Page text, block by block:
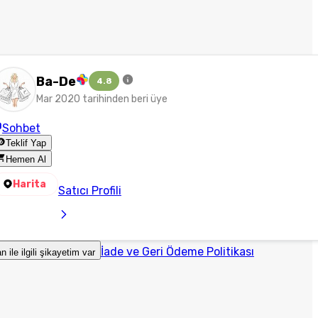
Ba-De 4.8
Mar 2020 tarihinden beri üye
Sohbet
Teklif Yap
Hemen Al
Harita Satıcı Profili
ile ilgili şikayetim var İade ve Geri Ödeme Politikası